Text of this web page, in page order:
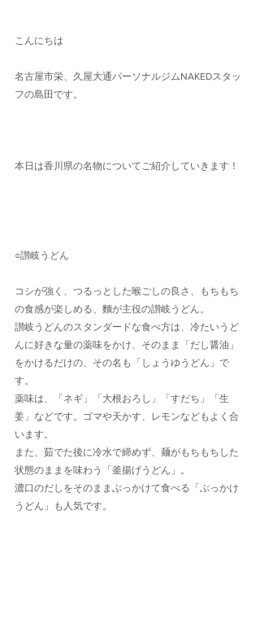
こんにちは
名古屋市栄、久屋大通パーソナルジムNAKEDスタッ
フの島田です。
本日は香川県の名物についてご紹介していきます！
○讃岐うどん
コシが強く、つるっとした喉ごしの良さ、もちもち
の食感が楽しめる、麵が主役の讃岐うどん。
讃岐うどんのスタンダードな食べ方は、冷たいうど
んに好きな量の薬味をかけ、そのまま「だし醤油」
をかけるだけの、その名も「しょうゆうどん」で
す。
薬味は、「ネギ」「大根おろし」「すだち」「生
姜」などです。ゴマや天かす、レモンなどもよく合
います。
また、茹でた後に冷水で締めず、麺がもちもちした
状態のままを味わう「釜揚げうどん」。
濃口のだしをそのままぶっかけて食べる「ぶっかけ
うどん」も人気です。